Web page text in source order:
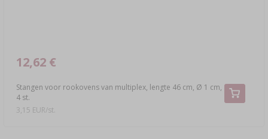
Stangen voor rookovens van multiplex, lengte 46 cm, Ø 1 cm,
4 st.
12,62 €
3,15 EUR/st.